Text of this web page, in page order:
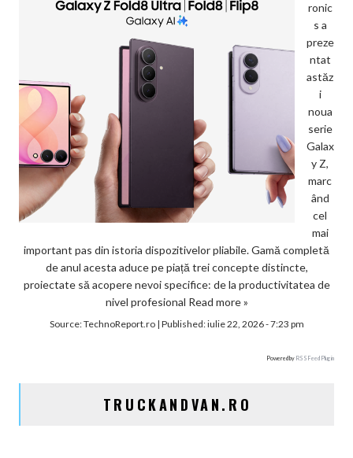
ronic
s a
preze
ntat
astăz
i
noua
serie
Galax
y Z,
marc
ând
cel
mai
important pas din istoria dispozitivelor pliabile. Gamă completă
de anul acesta aduce pe piață trei concepte distincte,
proiectate să acopere nevoi specifice: de la productivitatea de
nivel profesional Read more »
Source:TechnoReport.ro| Published:iulie 22, 2026 - 7:23 pm
Powered by RSS Feed Plugin
TRUCKANDVAN.RO